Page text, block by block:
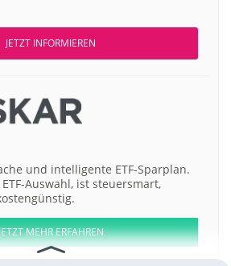
JETZT INFORMIEREN
und intelligente ETF-Sparplan.
Auswahl, ist steuersmart,
MEHR ERFAHREN